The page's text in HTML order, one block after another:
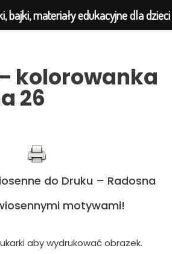
kolorowanka
26
do Druku – Radosna
motywami!
aby wydrukować obrazek.
bajki, materiały edukacyjne dla dzieci